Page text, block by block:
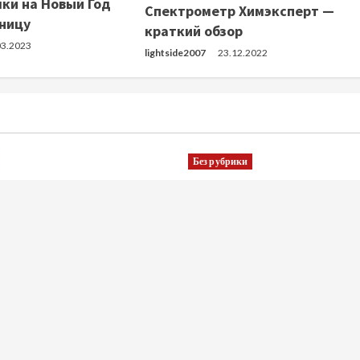
Спектрометр Химэксперт —
краткий обзор
lightside2007 23.12.2022
Без рубрики